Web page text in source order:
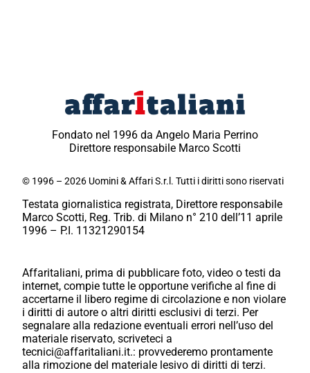
Fondato nel 1996 da Angelo Maria Perrino
Direttore responsabile Marco Scotti
© 1996 – 2026 Uomini & Affari S.r.l. Tutti i diritti sono riservati
Testata giornalistica registrata, Direttore responsabile
Marco Scotti, Reg. Trib. di Milano n° 210 dell’11 aprile
1996 – P.I. 11321290154
Affaritaliani, prima di pubblicare foto, video o testi da
internet, compie tutte le opportune verifiche al fine di
accertarne il libero regime di circolazione e non violare
i diritti di autore o altri diritti esclusivi di terzi. Per
segnalare alla redazione eventuali errori nell’uso del
materiale riservato, scriveteci a
tecnici@affaritaliani.it.: provvederemo prontamente
alla rimozione del materiale lesivo di diritti di terzi.